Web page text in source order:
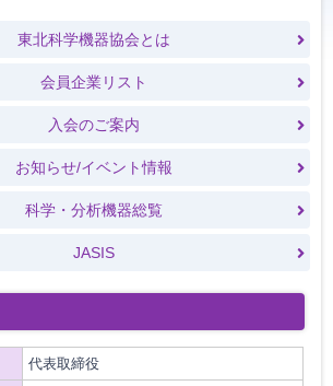
東北科学機器協会とは
会員企業リスト
入会のご案内
お知らせ/イベント情報
科学・分析機器総覧
JASIS
代表取締役